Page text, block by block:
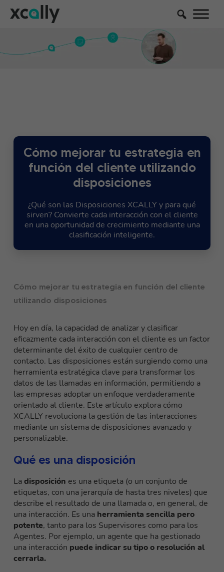
Cómo mejorar tu estrategia en
función del cliente utilizando
disposiciones
¿Qué son las Disposiciones XCALLY y para qué
sirven? Convierte cada interacción con el cliente
en una oportunidad de crecimiento mediante una
clasificación inteligente.
Cómo mejorar tu estrategia en función del cliente
utilizando disposiciones
Hoy en día, la capacidad de analizar y clasificar
eficazmente cada interacción con el cliente es un factor
determinante del éxito de cualquier centro de
contacto. Las disposiciones están surgiendo como una
herramienta estratégica clave para transformar los
datos de las llamadas en información, permitiendo a
las empresas adoptar un enfoque verdaderamente
orientado al cliente. Este artículo explora cómo
XCALLY revoluciona la gestión de las interacciones
mediante un sistema de disposiciones avanzado y
personalizable.
Qué es una disposición
Ladisposición es una etiqueta (o un conjunto de
etiquetas, con una jerarquía de hasta tres niveles) que
describe el resultado de una llamada o, en general, de
una interacción. Es una herramienta sencilla pero
potente, tanto para los Supervisores como para los
Agentes. Por ejemplo, un agente que ha gestionado
una interacción puede indicar su tipo o resolución al
cerrarla.